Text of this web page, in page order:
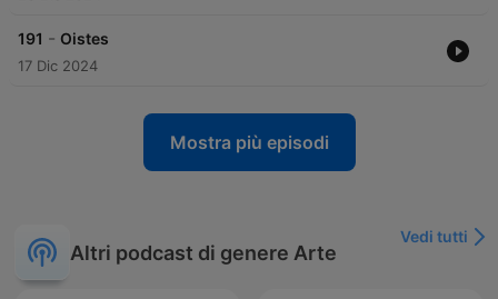
191 - Oistes
17 Dic 2024
Mostra più episodi
Altri podcast di genere Arte
Vedi tutti